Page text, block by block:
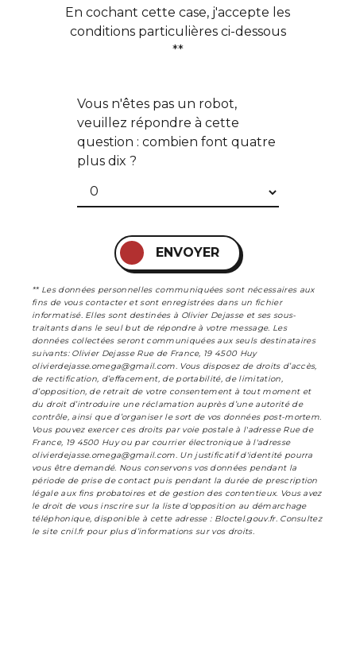
En cochant cette case, j'accepte les
conditions particulières ci-dessous
**
Vous n'êtes pas un robot,
veuillez répondre à cette
question : combien font quatre
plus dix ?
ENVOYER
** Les données personnelles communiquées sont nécessaires aux
fins de vous contacter et sont enregistrées dans un fichier
informatisé. Elles sont destinées à Olivier Dejasse et ses sous-
traitants dans le seul but de répondre à votre message. Les
données collectées seront communiquées aux seuls destinataires
suivants: Olivier Dejasse Rue de France, 19 4500 Huy
olivierdejasse.omega@gmail.com. Vous disposez de droits d’accès,
de rectification, d’effacement, de portabilité, de limitation,
d’opposition, de retrait de votre consentement à tout moment et
du droit d’introduire une réclamation auprès d’une autorité de
contrôle, ainsi que d’organiser le sort de vos données post-mortem.
Vous pouvez exercer ces droits par voie postale à l'adresse Rue de
France, 19 4500 Huy ou par courrier électronique à l'adresse
olivierdejasse.omega@gmail.com. Un justificatif d'identité pourra
vous être demandé. Nous conservons vos données pendant la
période de prise de contact puis pendant la durée de prescription
légale aux fins probatoires et de gestion des contentieux. Vous avez
le droit de vous inscrire sur la liste d'opposition au démarchage
téléphonique, disponible à cette adresse : Bloctel.gouv.fr. Consultez
le site cnil.fr pour plus d’informations sur vos droits.